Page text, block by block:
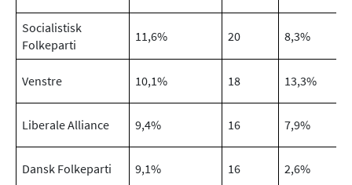
Socialistisk
Folkeparti
11,6% 20 8,3%
Venstre 10,1% 18 13,3%
Liberale Alliance 9,4% 16 7,9%
Dansk Folkeparti 9,1% 16 2,6%